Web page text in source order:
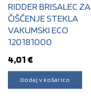
RIDDER BRISALEC ZA
ČIŠČENJE STEKLA
VAKUMSKI ECO
120181000
4,01 €
Dodaj v košarico